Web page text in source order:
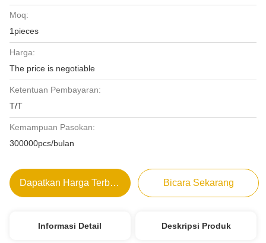
Moq:
1pieces
Harga:
The price is negotiable
Ketentuan Pembayaran:
T/T
Kemampuan Pasokan:
300000pcs/bulan
Dapatkan Harga Terbaik Bicara Sekarang
Informasi Detail Deskripsi Produk